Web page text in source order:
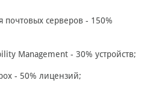
почтовых серверов - 150%
Management - 30% устройств;
- 50% лицензий;